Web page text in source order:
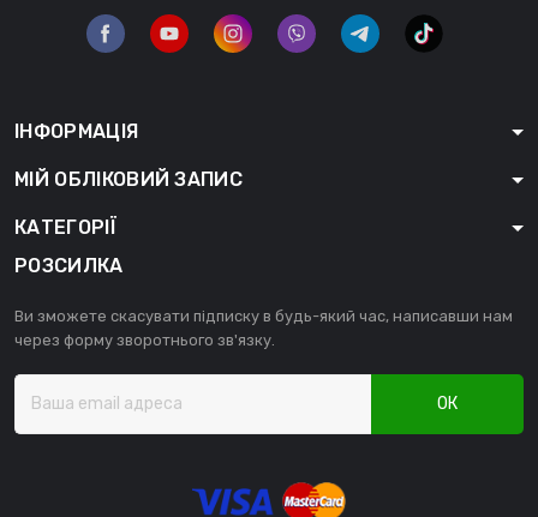
ІНФОРМАЦІЯ
МІЙ ОБЛІКОВИЙ ЗАПИС
КАТЕГОРІЇ
РОЗСИЛКА
Ви зможете скасувати підписку в будь-який час, написавши нам
через форму зворотнього зв'язку.
ОК